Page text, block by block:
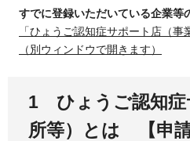
すでに登録いただいている企業等
「ひょうご認知症サポート店（
（別ウィンドウで開きます）
1 ひょうご認知症
所等）とは 【申請